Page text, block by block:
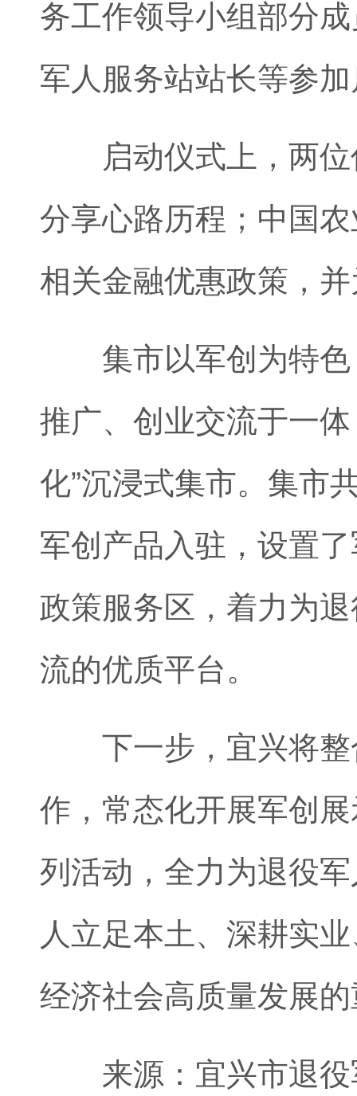
务工作领导小组部分
军人服务站站长等参
启动仪式上，两位
分享心路历程；中国
相关金融优惠政策，
集市以军创为特色
推广、创业交流于一
化”沉浸式集市。集市
军创产品入驻，设置
政策服务区，着力为
流的优质平台。
下一步，宜兴将整
作，常态化开展军创
列活动，全力为退役
人立足本土、深耕实
经济社会高质量发展
来源：宜兴市退役